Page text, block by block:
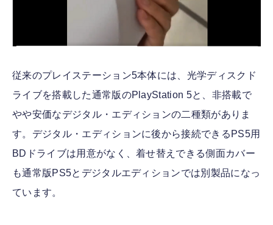
従来のプレイステーション5本体には、光学ディスクド
ライブを搭載した通常版のPlayStation 5と、非搭載で
やや安価なデジタル・エディションの二種類がありま
す。デジタル・エディションに後から接続できるPS5用
BDドライブは用意がなく、着せ替えできる側面カバー
も通常版PS5とデジタルエディションでは別製品になっ
ています。